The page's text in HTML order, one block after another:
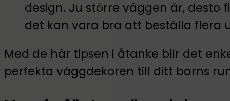
design. Ju större väggen är, desto
det kan vara bra att beställa flera
Med de här tipsen i åtanke blir det
perfekta väggdekoren till ditt barns